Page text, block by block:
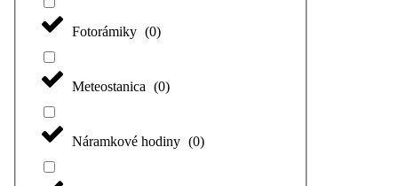
Fotorámiky (0)
Meteostanica (0)
Náramkové hodiny (0)